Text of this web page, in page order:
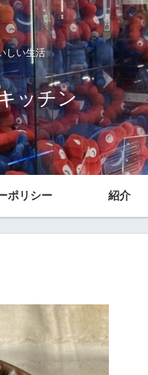
しい生活
ッチン
ポリシー 紹介